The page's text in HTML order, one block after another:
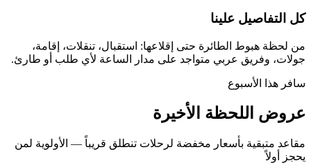
كل التفاصيل علينا
من لحظة هبوط الطائرة حتى إقلاعها: استقبال، تنقلات، إقامة،
جولات، وفريق عربي متواجد على مدار الساعة لأي طلب أو طارئ.
سافر هذا الأسبوع
عروض اللحظة الأخيرة
مقاعد متبقية بأسعار مخفضة لرحلات تنطلق قريباً — الأولوية لمن
يحجز أولاً